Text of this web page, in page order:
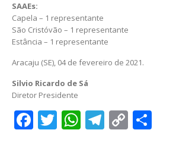
SAAEs:
Capela – 1 representante
São Cristóvão – 1 representante
Estância – 1 representante
Aracaju (SE), 04 de fevereiro de 2021.
Silvio Ricardo de Sá
Diretor Presidente
Facebook
Twitter
WhatsApp
Telegram
Copy